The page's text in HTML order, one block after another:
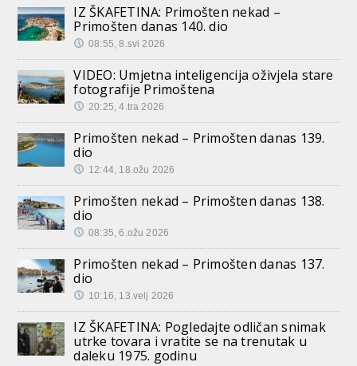
IZ ŠKAFETINA: Primošten nekad –
Primošten danas 140. dio
08:55, 8.svi 2026
VIDEO: Umjetna inteligencija oživjela stare
fotografije Primoštena
20:25, 4.tra 2026
Primošten nekad – Primošten danas 139.
dio
12:44, 18.ožu 2026
Primošten nekad – Primošten danas 138.
dio
08:35, 6.ožu 2026
Primošten nekad – Primošten danas 137.
dio
10:16, 13.velj 2026
IZ ŠKAFETINA: Pogledajte odličan snimak
utrke tovara i vratite se na trenutak u
daleku 1975. godinu